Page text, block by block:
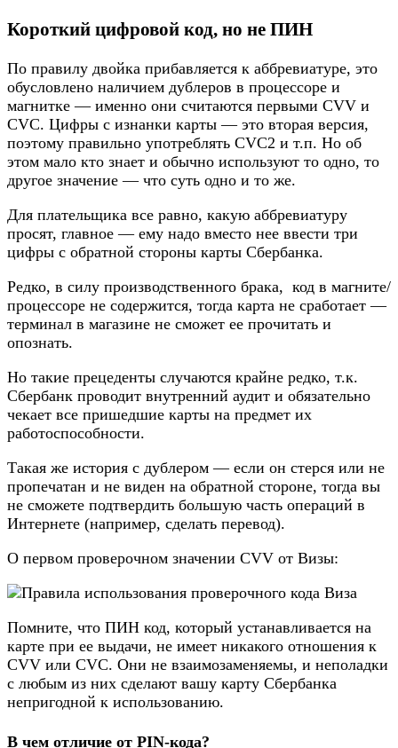
Короткий цифровой код, но не ПИН
По правилу двойка прибавляется к аббревиатуре, это
обусловлено наличием дублеров в процессоре и
магнитке — именно они считаются первыми CVV и
CVC. Цифры с изнанки карты — это вторая версия,
поэтому правильно употреблять CVC2 и т.п. Но об
этом мало кто знает и обычно используют то одно, то
другое значение — что суть одно и то же.
Для плательщика все равно, какую аббревиатуру
просят, главное — ему надо вместо нее ввести три
цифры с обратной стороны карты Сбербанка.
Редко, в силу производственного брака, код в магните/
процессоре не содержится, тогда карта не сработает —
терминал в магазине не сможет ее прочитать и
опознать.
Но такие прецеденты случаются крайне редко, т.к.
Сбербанк проводит внутренний аудит и обязательно
чекает все пришедшие карты на предмет их
работоспособности.
Такая же история с дублером — если он стерся или не
пропечатан и не виден на обратной стороне, тогда вы
не сможете подтвердить большую часть операций в
Интернете (например, сделать перевод).
О первом проверочном значении CVV от Визы:
Помните, что ПИН код, который устанавливается на
карте при ее выдачи, не имеет никакого отношения к
CVV или CVC. Они не взаимозаменяемы, и неполадки
с любым из них сделают вашу карту Сбербанка
непригодной к использованию.
В чем отличие от PIN-кода?